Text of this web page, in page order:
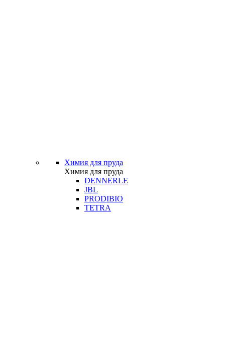
Химия для пруда
Химия для пруда
DENNERLE
JBL
PRODIBIO
TETRA